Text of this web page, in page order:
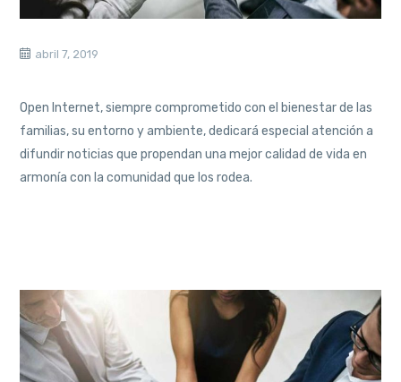
abril 7, 2019
Open Internet, siempre comprometido con el bienestar de las
familias, su entorno y ambiente, dedicará especial atención a
difundir noticias que propendan una mejor calidad de vida en
armonía con la comunidad que los rodea.